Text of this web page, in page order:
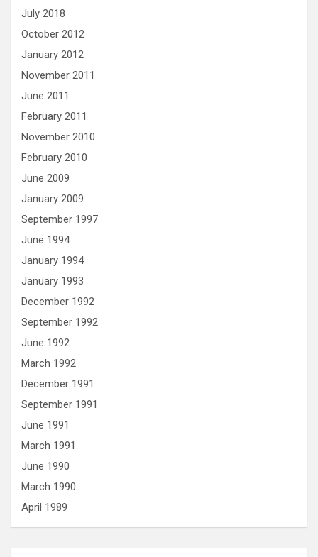
July 2018
October 2012
January 2012
November 2011
June 2011
February 2011
November 2010
February 2010
June 2009
January 2009
September 1997
June 1994
January 1994
January 1993
December 1992
September 1992
June 1992
March 1992
December 1991
September 1991
June 1991
March 1991
June 1990
March 1990
April 1989